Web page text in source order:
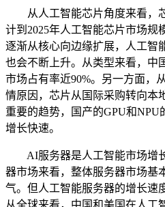
从人工智能芯片角度来看，
计到2025年人工智能芯片市场规
逐渐从核心向边缘扩展，人工智
也会不断上升。从类型来看，中
市场占有率近90%。另一方面，
情原因，芯片从国际采购转向本
重要的趋势，国产的GPU和NPU
增长快速。
AI服务器是人工智能市场增
器市场来看，整体服务器市场基
气。但人工智能服务器的增长速
从全球来看，中国和美国在人工